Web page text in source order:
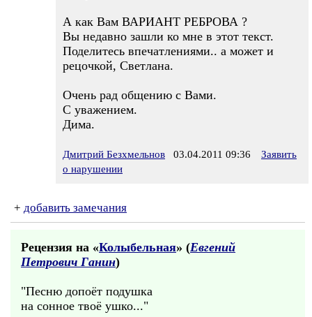
А как Вам ВАРИАНТ РЕБРОВА ?
Вы недавно зашли ко мне в этот текст.
Поделитесь впечатлениями.. а может и
рецочкой, Светлана.
Очень рад общению с Вами.
С уважением.
Дима.
Дмитрий Безхмельнов 03.04.2011 09:36
Заявить
о нарушении
+ добавить замечания
Рецензия на «Колыбельная» (Евгений
Петрович Ганин)
"Песню допоёт подушка
на сонное твоё ушко..."